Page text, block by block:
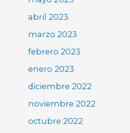
abril 2023
marzo 2023
febrero 2023
enero 2023
diciembre 2022
noviembre 2022
octubre 2022